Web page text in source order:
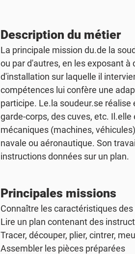
Description du métier
La principale mission du.de la
ou par d'autres, en les exposant
d'installation sur laquelle il
compétences lui confère une
participe. Le.la soudeur.se
garde-corps, des cuves, etc.
mécaniques (machines,
navale ou aéronautique. Son
instructions données sur un plan.
Principales missions
Connaître les caractéristiques
Lire un plan contenant des
Tracer, découper, plier, cintrer,
Assembler les pièces préparées